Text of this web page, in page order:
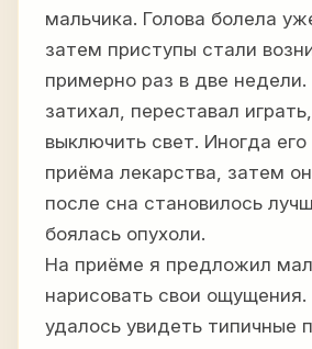
мальчика. Голова болела
затем приступы стали
примерно раз в две недели.
затихал, переставал
выключить свет. Иногда
приёма лекарства, затем
после сна становилось
боялась опухоли.
На приёме я предложил
нарисовать свои ощущения.
удалось увидеть типичные